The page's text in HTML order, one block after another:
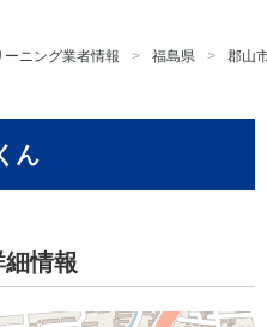
ニング業者情報 福島県 郡山
ん
情報